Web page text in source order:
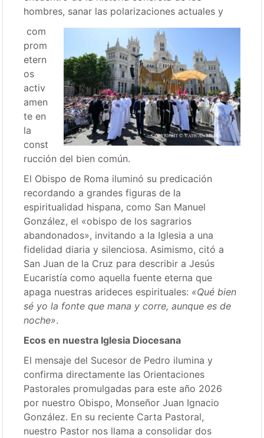
hombres, sanar las polarizaciones actuales y
com
prom
etern
os
activ
amen
te en
la
const
rucción del bien común.
El Obispo de Roma iluminó su predicación
recordando a grandes figuras de la
espiritualidad hispana, como San Manuel
González, el «obispo de los sagrarios
abandonados», invitando a la Iglesia a una
fidelidad diaria y silenciosa. Asimismo, citó a
San Juan de la Cruz para describir a Jesús
Eucaristía como aquella fuente eterna que
apaga nuestras arideces espirituales: «Qué bien
sé yo la fonte que mana y corre, aunque es de
noche».
Ecos en nuestra Iglesia Diocesana
El mensaje del Sucesor de Pedro ilumina y
confirma directamente las Orientaciones
Pastorales promulgadas para este año 2026
por nuestro Obispo, Monseñor Juan Ignacio
González. En su reciente Carta Pastoral,
nuestro Pastor nos llama a consolidar dos